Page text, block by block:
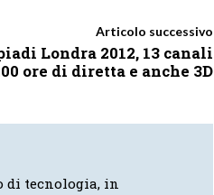
Articolo successivo
Londra 2012, 13 canali
ore di diretta e anche 3D
di tecnologia, in